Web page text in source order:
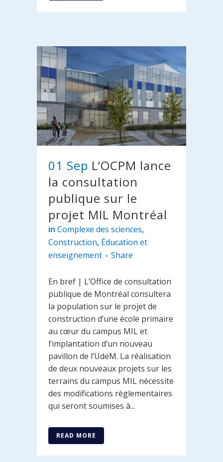
01 Sep L’OCPM lance
la consultation
publique sur le
projet MIL Montréal
in Complexe des sciences,
Construction, Éducation et
enseignement
Share
En bref | L’Office de consultation
publique de Montréal consultera
la population sur le projet de
construction d’une école primaire
au cœur du campus MIL et
l’implantation d’un nouveau
pavillon de l’UdeM. La réalisation
de deux nouveaux projets sur les
terrains du campus MIL nécessite
des modifications règlementaires
qui seront soumises à...
READ MORE